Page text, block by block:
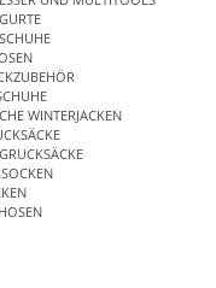
WINTERJACKEN